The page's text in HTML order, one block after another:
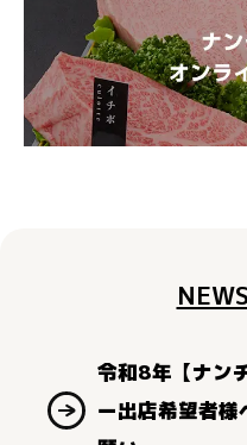
NEWS
令和8年【ナン
ー出店希望者